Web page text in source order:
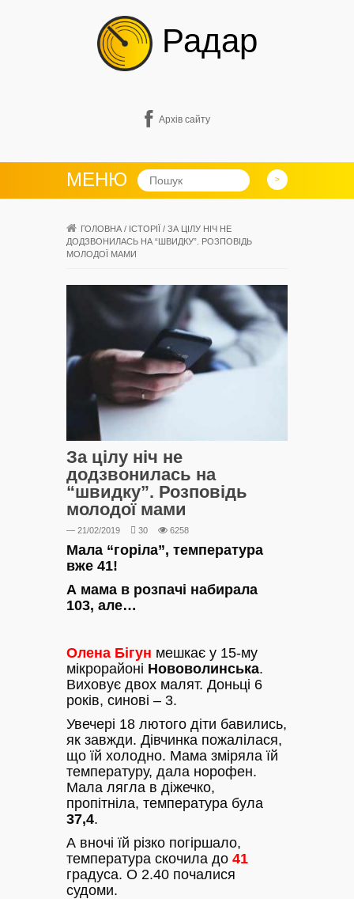
Радар
Архів сайту
МЕНЮ
ГОЛОВНА / ІСТОРІЇ / ЗА ЦІЛУ НІЧ НЕ
ДОДЗВОНИЛАСЬ НА “ШВИДКУ”. РОЗПОВІДЬ
МОЛОДОЇ МАМИ
За цілу ніч не
додзвонилась на
“швидку”. Розповідь
молодої мами
— 21/02/2019 30 6258
Мала “горіла”, температура
вже 41!
А мама в розпачі набирала
103, але…
Олена Бігун мешкає у 15-му
мікрорайоні Нововолинська.
Виховує двох малят. Доньці 6
років, синові – 3.
Увечері 18 лютого діти бавились,
як завжди. Дівчинка пожалілася,
що їй холодно. Мама зміряла їй
температуру, дала норофен.
Мала лягла в діжечко,
пропітніла, температура була
37,4.
А вночі їй різко погіршало,
температура скочила до 41
градуса. О 2.40 почалися
судоми.